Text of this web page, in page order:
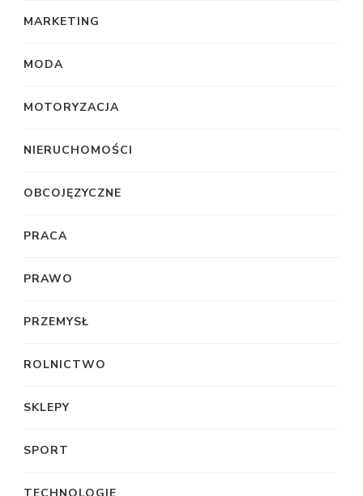
MARKETING
MODA
MOTORYZACJA
NIERUCHOMOŚCI
OBCOJĘZYCZNE
PRACA
PRAWO
PRZEMYSŁ
ROLNICTWO
SKLEPY
SPORT